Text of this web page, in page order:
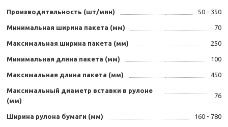
Производительность (шт/мин) 50 - 350
Минимальная ширина пакета (мм) 70
Максимальная ширина пакета (мм) 250
Минимальная длина пакета (мм) 100
Максимальная длина пакета (мм) 450
Максимальный диаметр вставки в рулоне
(мм)
76
Ширина рулона бумаги (мм) 160 - 780